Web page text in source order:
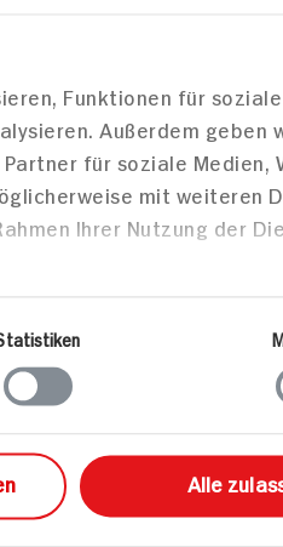
Funktionen für
Außerdem geben
für soziale Medien,
mit weiteren
Ihrer Nutzung der
Alle